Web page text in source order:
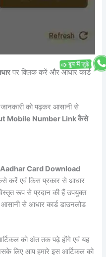
पर क्लिक करें और आधार कार्ड
को पढ़कर आसानी से
Mobile Number Link कैसे
Aadhar Card Download
करें एवं किस प्रकार से आधार
रूप से प्रदान की हैं उपयुक्त
से आधार कार्ड डाउनलोड
को अंत तक पढ़े होंगे एवं यह
लिए आप हमारे इस आर्टिकल को